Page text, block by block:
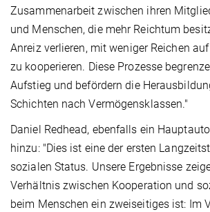
Zusammenarbeit zwischen ihren
und Menschen, die mehr Reichtum
Anreiz verlieren, mit weniger Reichen
zu kooperieren. Diese Prozesse
Aufstieg und befördern die
Schichten nach Vermögensklassen."
Daniel Redhead, ebenfalls ein
hinzu: "Dies ist eine der ersten
sozialen Status. Unsere Ergebnisse
Verhältnis zwischen Kooperation und
beim Menschen ein zweiseitiges ist: Im